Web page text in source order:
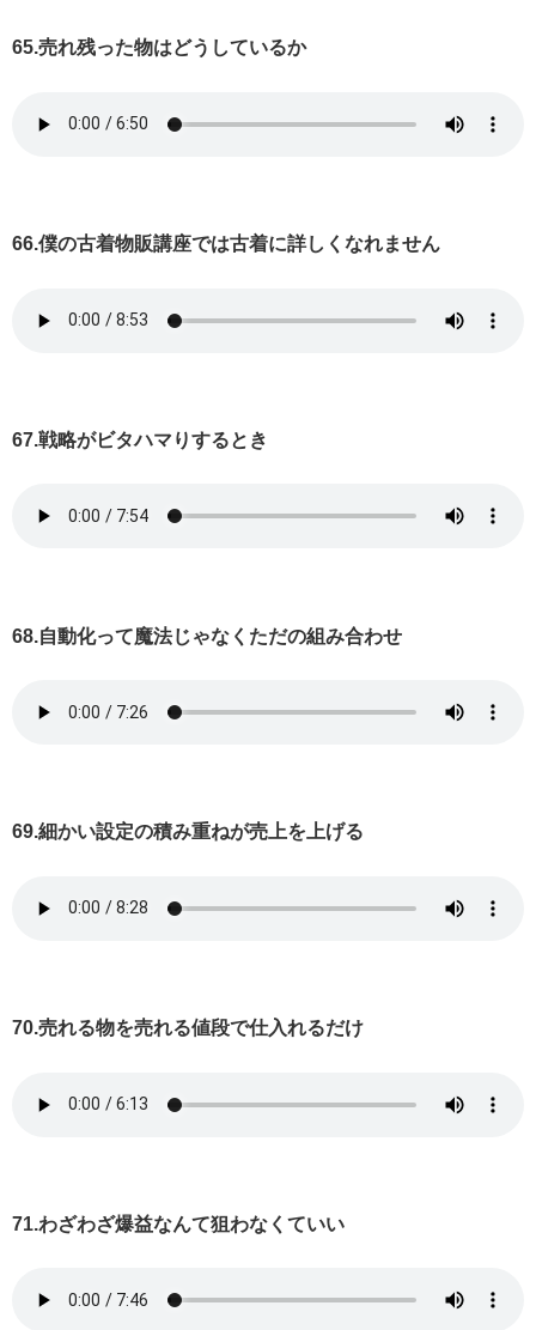
65.売れ残った物はどうしているか
66.僕の古着物販講座では古着に詳しくなれません
67.戦略がビタハマりするとき
68.自動化って魔法じゃなくただの組み合わせ
69.細かい設定の積み重ねが売上を上げる
70.売れる物を売れる値段で仕入れるだけ
71.わざわざ爆益なんて狙わなくていい